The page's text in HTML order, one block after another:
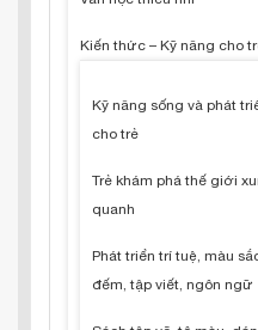
Kiến thức – Kỹ năng cho
Kỹ năng sống và phát
cho trẻ
Trẻ khám phá thế giới
quanh
Phát triển trí tuệ, màu
đếm, tập viết, ngôn ngữ